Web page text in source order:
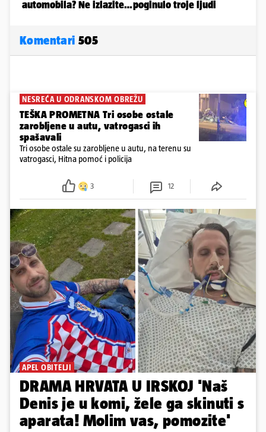
Komentari 505
NESREĆA U ODRANSKOM OBREŽU
TEŠKA PROMETNA Tri osobe ostale
zarobljene u autu, vatrogasci ih
spašavali
Tri osobe ostale su zarobljene u autu, na terenu su
vatrogasci, Hitna pomoć i policija
3 12
APEL OBITELJI
DRAMA HRVATA U IRSKOJ 'Naš
Denis je u komi, žele ga skinuti s
aparata! Molim vas, pomozite'